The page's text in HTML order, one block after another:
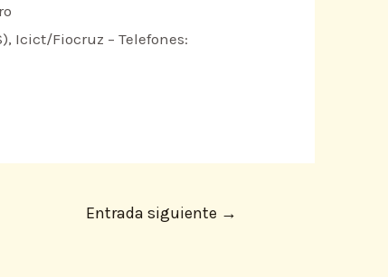
Icict/Fiocruz – Telefones:
Entrada siguiente →